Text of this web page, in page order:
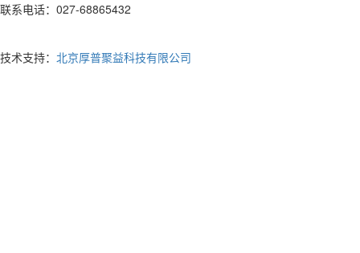
联系电话：027-68865432
技术支持： 北京厚普聚益科技有限公司